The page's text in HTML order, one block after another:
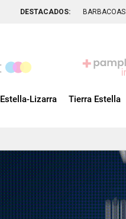
DESTACADOS: BARBACOAS
Estella-Lizarra Tierra Estella